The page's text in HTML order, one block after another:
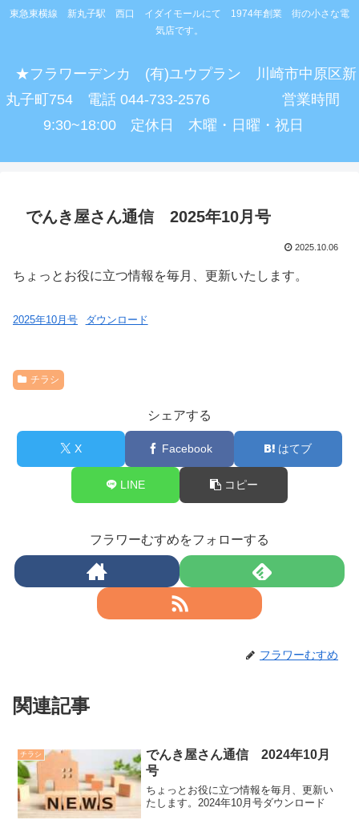
東急東横線 新丸子駅 西口 イダイモールにて 1974年創業 街の小さな電
気店です。
★フラワーデンカ (有)ユウプラン 川崎市中原区新
丸子町754 電話 044-733-2576 営業時間
9:30~18:00 定休日 木曜・日曜・祝日
でんき屋さん通信 2025年10月号
2025.10.06
ちょっとお役に立つ情報を毎月、更新いたします。
2025年10月号 ダウンロード
チラシ
シェアする
X Facebook はてブ
LINE コピー
フラワーむすめをフォローする
フラワーむすめ
関連記事
チラシ
でんき屋さん通信 2024年10月
号
ちょっとお役に立つ情報を毎月、更新い
たします。2024年10月号ダウンロード